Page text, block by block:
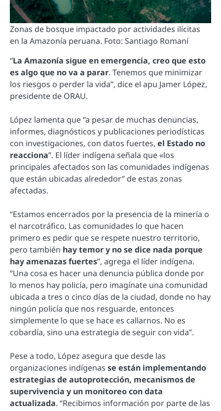
Zonas de bosque impactado por actividades ilícitas
en la Amazonía peruana. Foto: Santiago Romaní
“La Amazonía sigue en emergencia, creo que esto
es algo que no va a parar. Tenemos que minimizar
los riesgos o perder la vida”, dice el apu Jamer López,
presidente de ORAU.
López lamenta que “a pesar de muchas denuncias,
informes, diagnósticos y publicaciones periodísticas
con investigaciones, con datos fuertes, el Estado no
reacciona”. El líder indígena señala que «los
principales afectados son las comunidades indígenas
que están ubicadas alrededor” de estas zonas
afectadas.
“Estamos encerrados por la presencia de la minería o
el narcotráfico. Las comunidades lo que hacen
primero es pedir que se respete nuestro territorio,
pero también hay temor y no se dice nada porque
hay amenazas fuertes”, agrega el líder indígena.
“Una cosa es hacer una denuncia pública donde por
lo menos hay policía, pero imagínate una comunidad
ubicada a tres o cinco días de la ciudad, donde no hay
ningún policía que nos resguarde, entonces
simplemente lo que se hace es callarnos. No es
cobardía, sino una estrategia de seguir con vida”.
Pese a todo, López asegura que desde las
organizaciones indígenas se están implementando
estrategias de autoprotección, mecanismos de
supervivencia y un monitoreo con data
actualizada. “Recibimos información por parte de las